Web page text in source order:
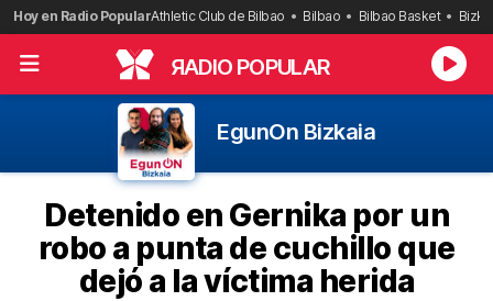
Saltar
al
contenido
Hoy en Radio PopularAthletic Club de Bilbao Bilbao Bilbao Basket
RADIO POPULAR
EgunOn Bizkaia
Detenido en Gernika por un
robo a punta de cuchillo que
dejó a la víctima herida